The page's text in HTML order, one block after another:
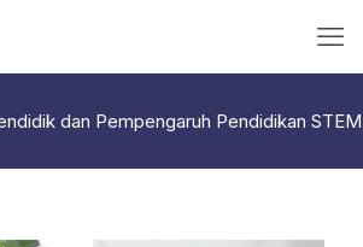
dan Pempengaruh Pendidikan STEM